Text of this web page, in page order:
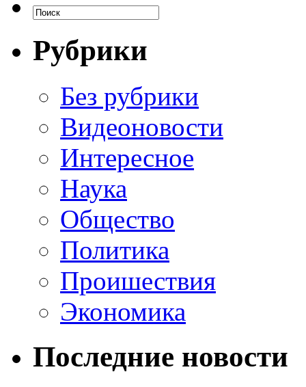
Рубрики
Без рубрики
Видеоновости
Интересное
Наука
Общество
Политика
Проишествия
Экономика
Последние новости